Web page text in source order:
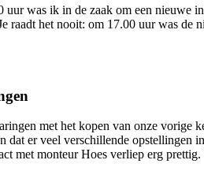
uur was ik in de zaak om een nieuwe
raadt het nooit: om 17.00 uur was
met het kopen van onze
dat er veel verschillende opstellingen
met monteur Hoes verliep erg